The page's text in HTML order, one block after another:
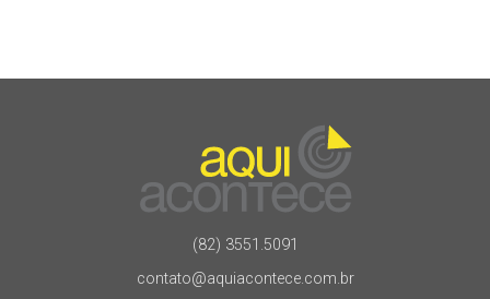
(82) 3551.5091
contato@aquiacontece.com.br